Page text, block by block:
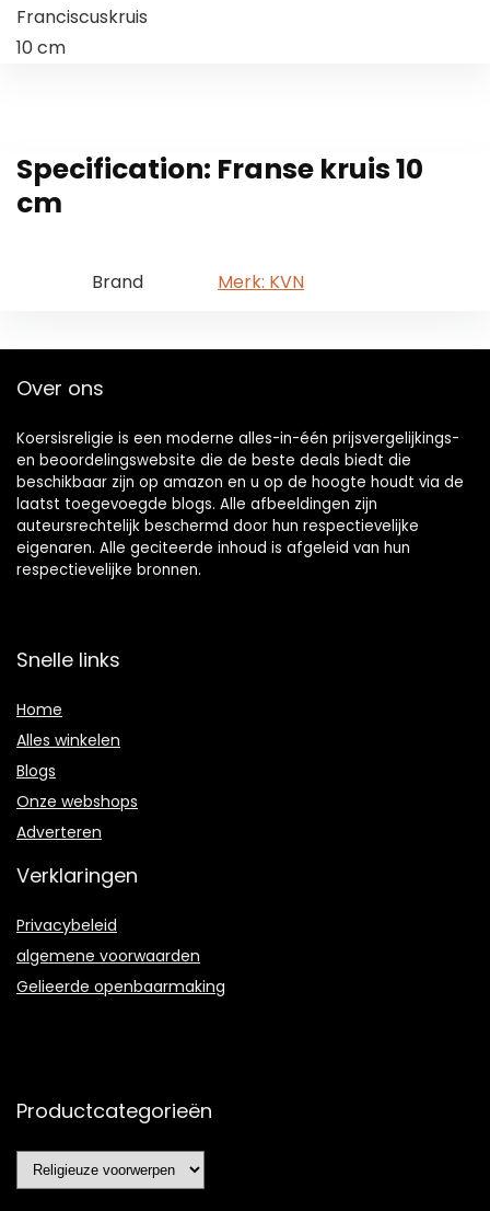
Decor
Franciscuskruis
10 cm
Specification: Franse kruis 10
cm
Brand Merk: KVN
Over ons
Koersisreligie is een moderne alles-in-één prijsvergelijkings-
en beoordelingswebsite die de beste deals biedt die
beschikbaar zijn op amazon en u op de hoogte houdt via de
laatst toegevoegde blogs. Alle afbeeldingen zijn
auteursrechtelijk beschermd door hun respectievelijke
eigenaren. Alle geciteerde inhoud is afgeleid van hun
respectievelijke bronnen.
Snelle links
Home
Alles winkelen
Blogs
Onze webshops
Adverteren
Verklaringen
Privacybeleid
algemene voorwaarden
Gelieerde openbaarmaking
Productcategorieën